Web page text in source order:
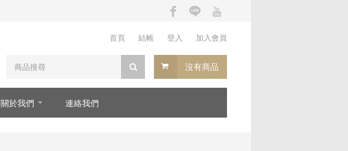
首頁 結帳 登入 加入會員
沒有商品
關於我們 連絡我們